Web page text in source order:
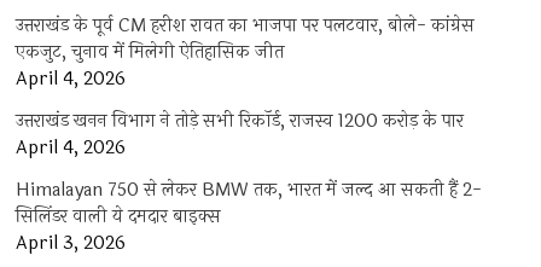
उत्तराखंड के पूर्व CM हरीश रावत का भाजपा पर पलटवार, बोले- कांग्रेस
एकजुट, चुनाव में मिलेगी ऐतिहासिक जीत
April 4, 2026
उत्तराखंड खनन विभाग ने तोड़े सभी रिकॉर्ड, राजस्व 1200 करोड़ के पार
April 4, 2026
Himalayan 750 से लेकर BMW तक, भारत में जल्द आ सकती हैं 2-
सिलिंडर वाली ये दमदार बाइक्स
April 3, 2026